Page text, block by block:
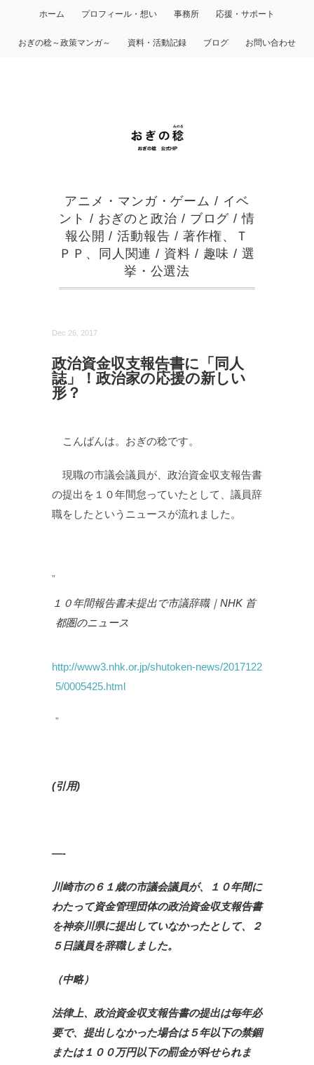
ホーム プロフィール・想い 事務所 応援・サポート
おぎの稔～政策マンガ～ 資料・活動記録 ブログ お問い合わせ
アニメ・マンガ・ゲーム / イベ
ント / おぎのと政治 / ブログ /情
報公開 /活動報告 / 著作権、Ｔ
ＰＰ、同人関連 / 資料 / 趣味 /選
挙・公選法
Dec 26, 2017
政治資金収支報告書に「同人
誌」！政治家の応援の新しい
形？
こんばんは。おぎの稔です。
現職の市議会議員が、政治資金収支報告書
の提出を１０年間怠っていたとして、議員辞
職をしたというニュースが流れました。
１０年間報告書未提出で市議辞職｜NHK 首
都圏のニュース
http://www3.nhk.or.jp/shutoken-news/2017122
5/0005425.html
(引用)
—-
川崎市の６１歳の市議会議員が、１０年間に
わたって資金管理団体の政治資金収支報告書
を神奈川県に提出していなかったとして、２
５日議員を辞職しました。
（中略）
法律上、政治資金収支報告書の提出は毎年必
要で、提出しなかった場合は５年以下の禁錮
または１００万円以下の罰金が科せられま